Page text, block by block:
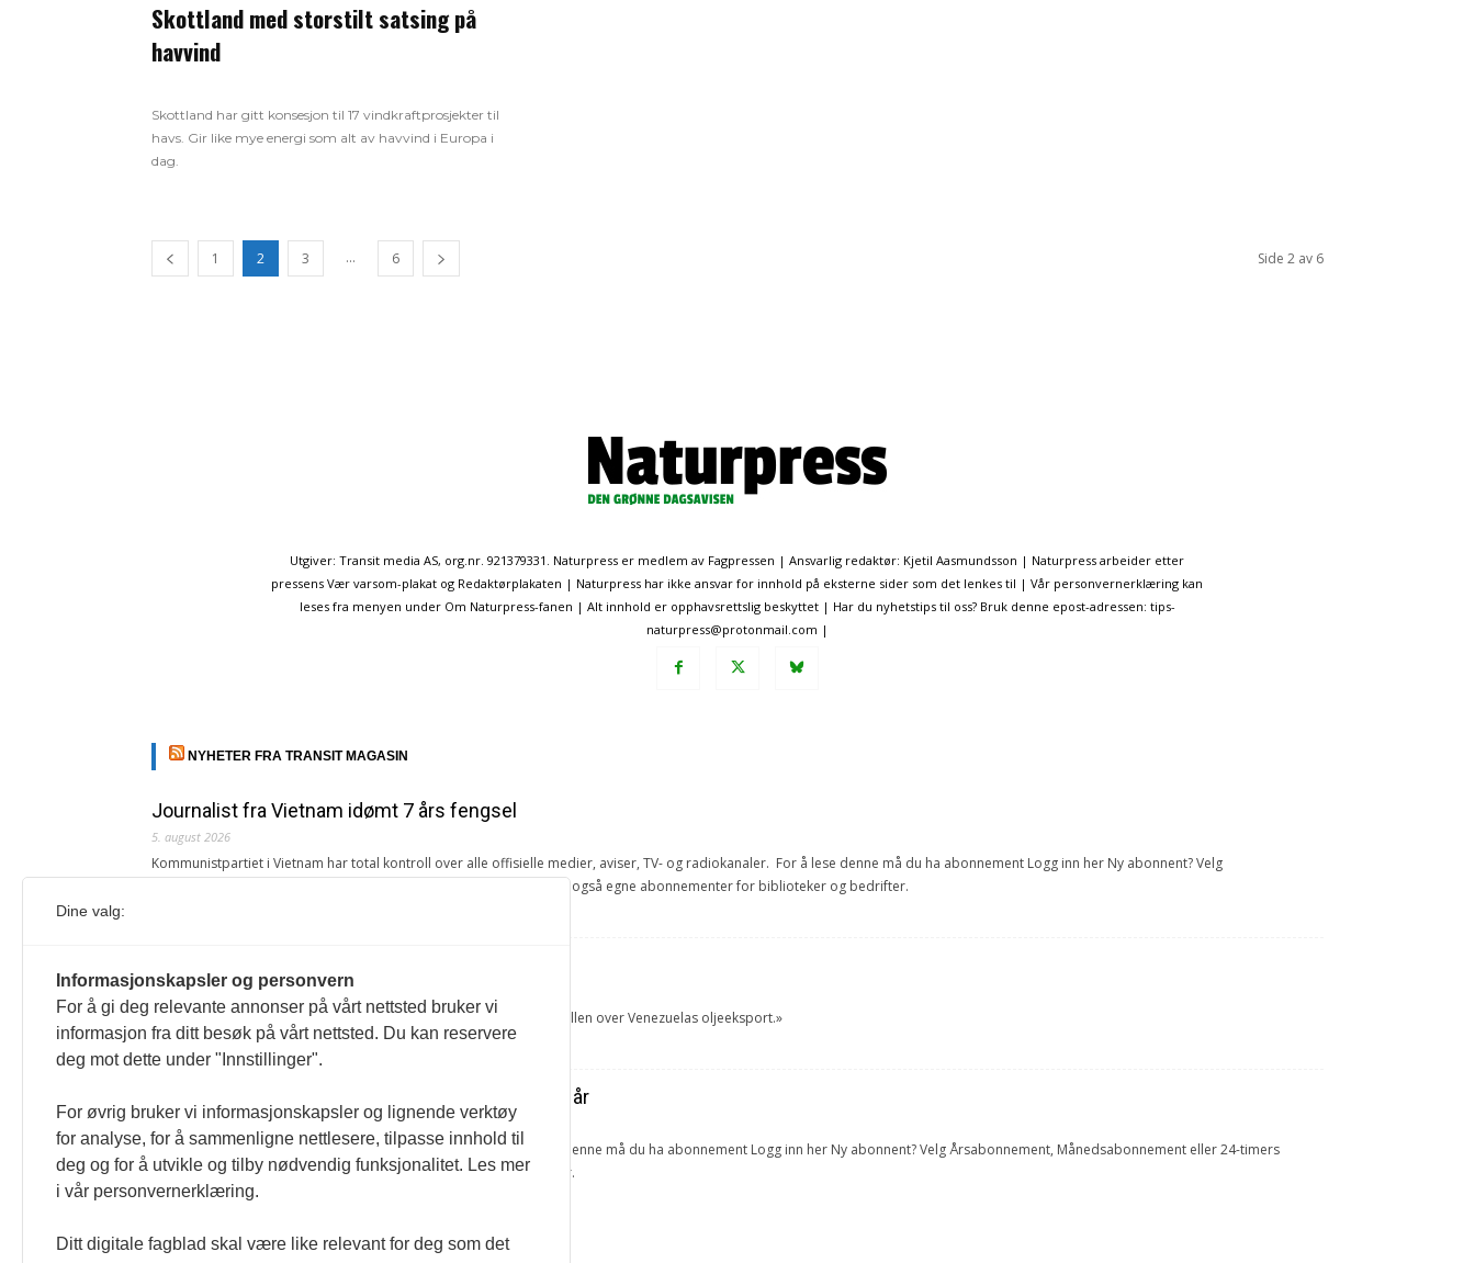
Skottland med storstilt satsing på
havvind
Skottland har gitt konsesjon til 17 vindkraftprosjekter til
havs. Gir like mye energi som alt av havvind i Europa i
dag.
1 2 3 ... 6 Side 2 av 6
Utgiver: Transit media AS, org.nr. 921379331. Naturpress er medlem av Fagpressen | Ansvarlig redaktør: Kjetil Aasmundsson | Naturpress arbeider etter
pressens Vær varsom-plakat og Redaktørplakaten | Naturpress har ikke ansvar for innhold på eksterne sider som det lenkes til | Vår personvernerklæring kan
leses fra menyen under Om Naturpress-fanen | Alt innhold er opphavsrettslig beskyttet | Har du nyhetstips til oss? Bruk denne epost-adressen: tips-
naturpress@protonmail.com |
NYHETER FRA TRANSIT MAGASIN
Journalist fra Vietnam idømt 7 års fengsel
5. august 2026
Kommunistpartiet i Vietnam har total kontroll over alle offisielle medier, aviser, TV- og radiokanaler. For å lese denne må du ha abonnement Logg inn her Ny abonnent? Velg
Årsabonnement, Månedsabonnement eller 24-timers tilgang. Vi har også egne abonnementer for biblioteker og bedrifter.
4. august 2026
« Etter at Maduro ble tatt til fange i januar 2026, overtok USA kontrollen over Venezuelas oljeeksport.»
Sonia Zapata, jurist
117,8 millioner er på flukt, en nedgang fra forrige år
1. august 2026
Ville ha tilsvart verdens trettende største land i folketall. For å lese denne må du ha abonnement Logg inn her Ny abonnent? Velg Årsabonnement, Månedsabonnement eller 24-timers
tilgang. Vi har også egne abonnementer for biblioteker og bedrifter.
Redaksjonen
Dine valg:
Informasjonskapsler og personvern
For å gi deg relevante annonser på vårt nettsted bruker vi
informasjon fra ditt besøk på vårt nettsted. Du kan reservere
deg mot dette under "Innstillinger".
For øvrig bruker vi informasjonskapsler og lignende verktøy
for analyse, for å sammenligne nettlesere, tilpasse innhold til
deg og for å utvikle og tilby nødvendig funksjonalitet. Les mer
i vår personvernerklæring.
Ditt digitale fagblad skal være like relevant for deg som det